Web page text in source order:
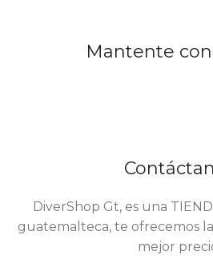
Mantente
DiverShop Gt, es una
guatemalteca, te ofrecemos
mejor